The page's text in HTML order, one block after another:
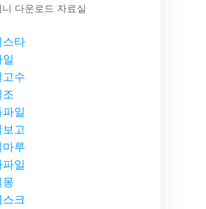
니 다운로드 자료실
스타
고수
조
일
보고
마루
일
몽
스크